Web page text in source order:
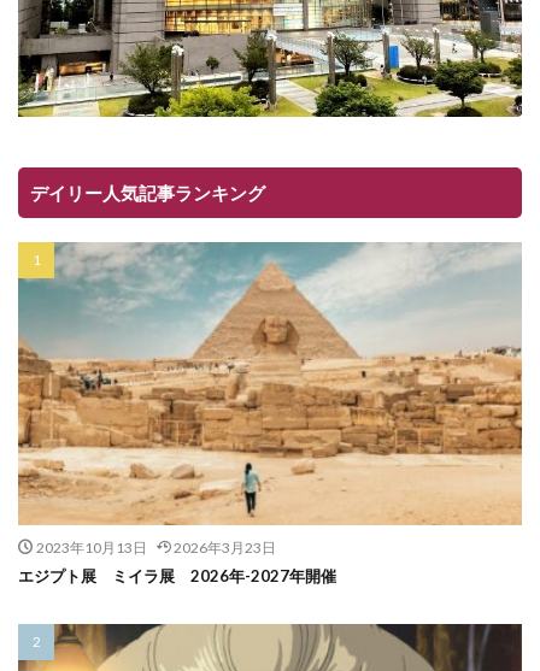
デイリー人気記事ランキング
2023年10月13日 2026年3月23日
エジプト展 ミイラ展 2026年-2027年開催